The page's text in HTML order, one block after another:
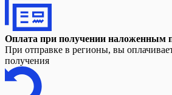
Оплата при получении наложенным
При отправке в регионы, вы
получения